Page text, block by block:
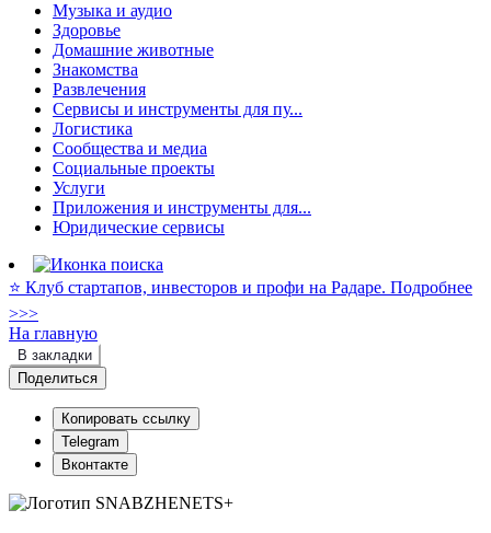
Музыка и аудио
Здоровье
Домашние животные
Знакомства
Развлечения
Сервисы и инструменты для пу...
Логистика
Сообщества и медиа
Социальные проекты
Услуги
Приложения и инструменты для...
Юридические сервисы
⭐️ Клуб стартапов, инвесторов и профи на Радаре. Подробнее
>>>
На главную
В закладки
Поделиться
Копировать ссылку
Telegram
Вконтакте